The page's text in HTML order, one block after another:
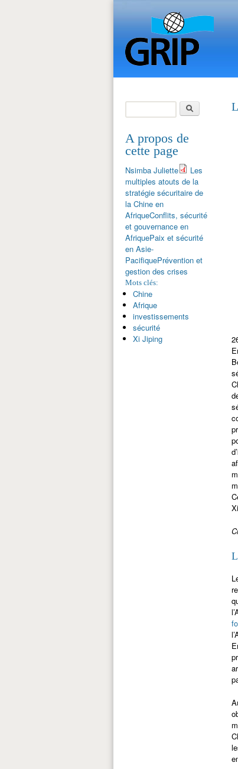
Formulaire de
recherche
A propos de
cette page
Nsimba Juliette
Les
multiples atouts de la
stratégie sécuritaire de
la Chine en
AfriqueConflits, sécurité
et gouvernance en
AfriquePaix et sécurité
en Asie-
PacifiquePrévention et
gestion des crises
Mots clés:
Chine
Afrique
investissements
sécurité
Xi Jiping